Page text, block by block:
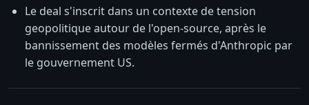
Le deal s'inscrit dans un contexte de tension
geopolitique autour de l'open-source, après le
bannissement des modèles fermés d'Anthropic par
le gouvernement US.